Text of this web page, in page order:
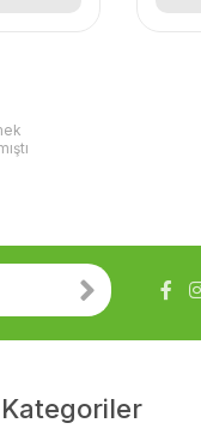
Kategoriler